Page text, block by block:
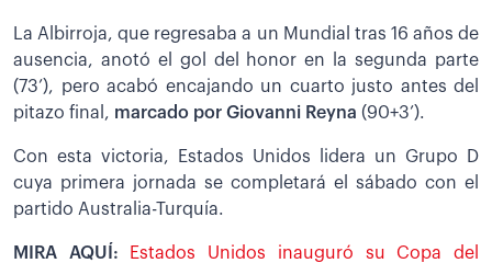
La Albirroja, que regresaba a un Mundial tras 16 años de
ausencia, anotó el gol del honor en la segunda parte
(73’), pero acabó encajando un cuarto justo antes del
pitazo final, marcado por Giovanni Reyna (90+3’).
Con esta victoria, Estados Unidos lidera un Grupo D
cuya primera jornada se completará el sábado con el
partido Australia-Turquía.
MIRA AQUÍ: Estados Unidos inauguró su Copa del